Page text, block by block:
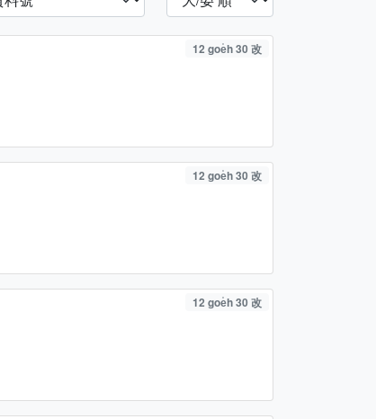
12 goe̍h 30 改
12 goe̍h 30 改
12 goe̍h 30 改